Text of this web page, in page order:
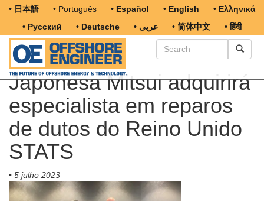
• 日本語 • Português • Español • English
• Ελληνικά
• Русский
• Deutsche • عربى • 简体中文 • हिंदी
Japonesa Mitsui adquirirá
especialista em reparos
de dutos do Reino Unido
STATS
• 5 julho 2023